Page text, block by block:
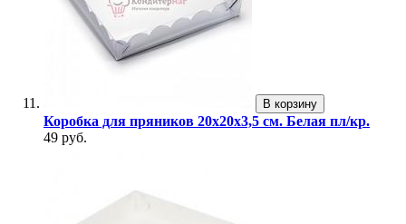
В корзину
Коробка для пряников 20х20х3,5 см. Белая пл/кр.
49 руб.